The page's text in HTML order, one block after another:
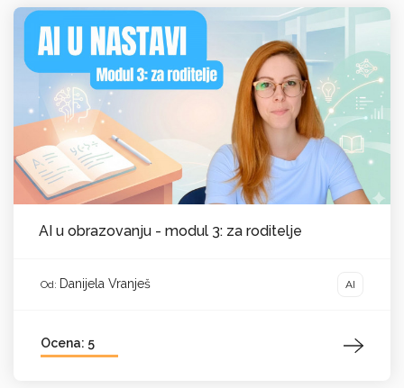
AI u obrazovanju - modul 3: za roditelje
Od: Danijela Vranješ AI
Ocena: 5